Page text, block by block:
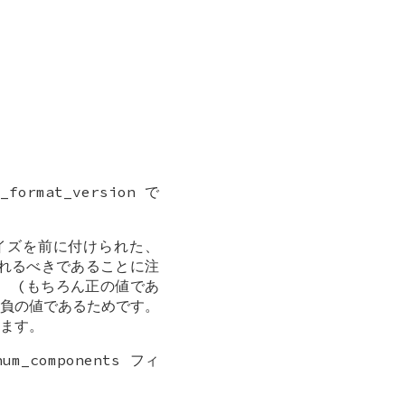
で
前に付けられた、
べきであることに注
(もちろん正の値であ
値であるためです。
す。
フィ